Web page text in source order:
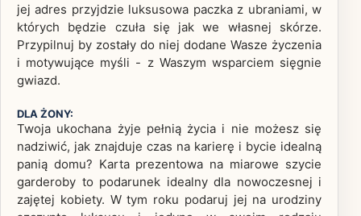
jej adres przyjdzie luksusowa paczka z ubraniami, w
których będzie czuła się jak we własnej skórze.
Przypilnuj by zostały do niej dodane Wasze życzenia
i motywujące myśli - z Waszym wsparciem sięgnie
gwiazd.
DLA ŻONY:
Twoja ukochana żyje pełnią życia i nie możesz się
nadziwić, jak znajduje czas na karierę i bycie idealną
panią domu? Karta prezentowa na miarowe szycie
garderoby to podarunek idealny dla nowoczesnej i
zajętej kobiety. W tym roku podaruj jej na urodziny